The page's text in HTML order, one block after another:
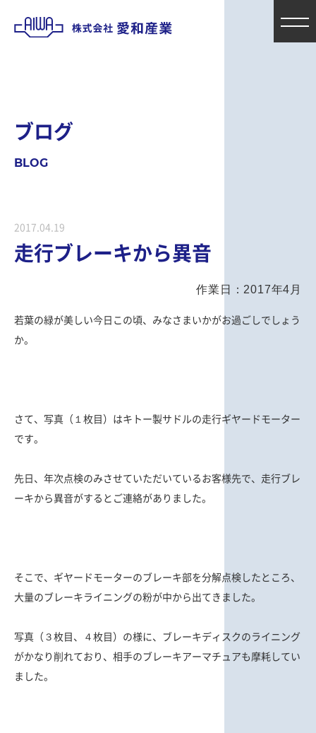
ブログ
BLOG
2017.04.19
走行ブレーキから異音
作業日：2017年4月
若葉の緑が美しい今日この頃、みなさまいかがお過ごしでしょう
か。
さて、写真（１枚目）はキトー製サドルの走行ギヤードモーター
です。
先日、年次点検のみさせていただいているお客様先で、走行ブレ
ーキから異音がするとご連絡がありました。
そこで、ギヤードモーターのブレーキ部を分解点検したところ、
大量のブレーキライニングの粉が中から出てきました。
写真（３枚目、４枚目）の様に、ブレーキディスクのライニング
がかなり削れており、相手のブレーキアーマチュアも摩耗してい
ました。